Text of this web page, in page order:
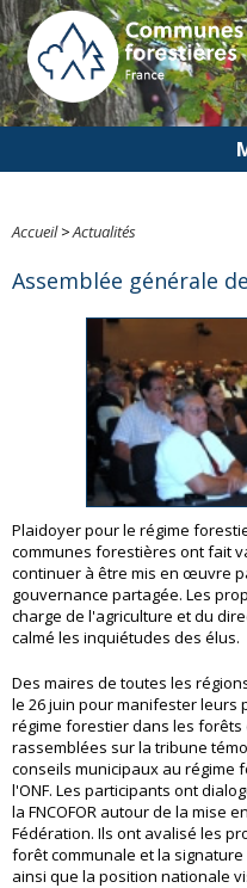
Accueil>Actualités
Assemblée générale
Plaidoyer pour le régime
communes forestières ont fait
continuer à être mis en œuvre
gouvernance partagée. Les
charge de l'agriculture et du
calmé les inquiétudes des élus.
Des maires de toutes les
le 26 juin pour manifester leurs
régime forestier dans les forêts
rassemblées sur la tribune
conseils municipaux au régime
l'ONF. Les participants ont
la FNCOFOR autour de la mise
Fédération. Ils ont avalisé les
forêt communale et la
ainsi que la position nationale